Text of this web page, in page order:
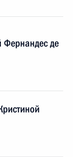
Фернандес де